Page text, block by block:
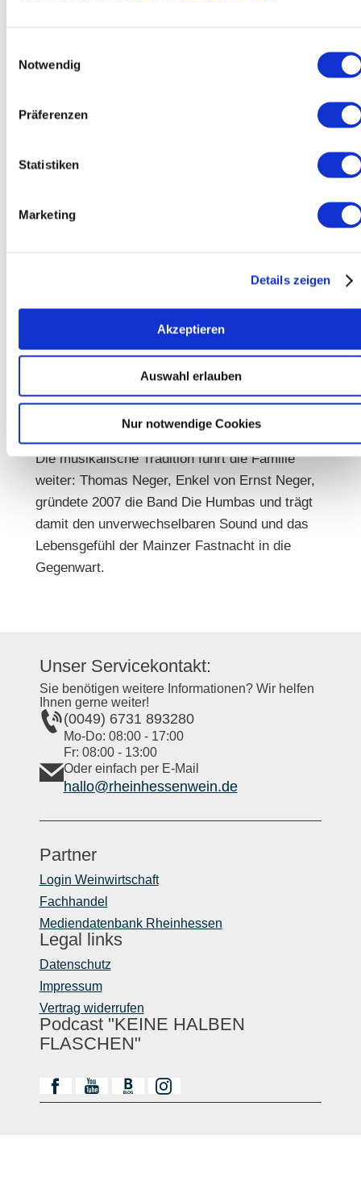
Notwendig
Präferenzen
Statistiken
Marketing
Details zeigen
Akzeptieren
Auswahl erlauben
Nur notwendige Cookies
Bis heute lebt „Humba täterä“ genau von
diesem Mitmach-Geist und ist fester Bestandteil
der Fankultur in Fußballstadien weit über Mainz
hinaus geworden – ein Ruf, den jeder kennt und
sofort mitsingt.
Die musikalische Tradition führt die Familie
weiter: Thomas Neger, Enkel von Ernst Neger,
gründete 2007 die Band Die Humbas und trägt
damit den unverwechselbaren Sound und das
Lebensgefühl der Mainzer Fastnacht in die
Gegenwart.
Unser Servicekontakt:
Sie benötigen weitere Informationen? Wir helfen
Ihnen gerne weiter!
(0049) 6731 893280
Mo-Do: 08:00 - 17:00
Fr: 08:00 - 13:00
Oder einfach per E-Mail
hallo@rheinhessenwein.de
Partner
Login Weinwirtschaft
Fachhandel
Mediendatenbank Rheinhessen
Legal links
Datenschutz
Impressum
Vertrag widerrufen
Podcast "KEINE HALBEN
FLASCHEN"